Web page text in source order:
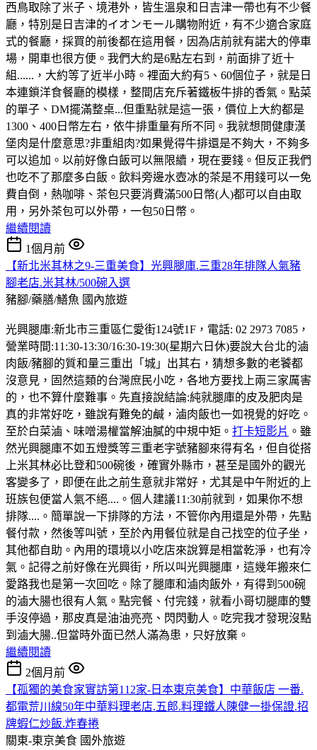
西鳥取除了米子、境港外，皆生溫泉和日吉津一帶也有不少餐
廳，特別是日吉津的イオンモール購物附近，有不少適合家庭
式的餐廳，採買的前後都在這用餐，因為店前就有諾大的停車
場，開車也很方便。我們大約是6點左右到，前面排了近十
組......，大約等了近半小時。裡面大約有5、60個位子，就是日
本連鎖洋食餐廳的模樣，整間店充斥著鐵板牛排的香氣。點菜
的單子、DM擺滿整桌...但重點就是這一張，價位上大約都是
1300、400日幣左右，依牛排重量有所不同。我就想問健康漢
堡肉是什麼意思?非重組肉?如果覺得牛排還是不夠大，不夠多
可以追加。以前好像白飯可以無限續，現在要錢。但反正我們
也吃不了那麼多白飯。飲料旁邊水壺冰的茶是不用錢可以一免
費自倒，熱咖啡、茶包只要消費滿500日幣(人)都可以自由取
用，另外茶包可以外帶，一包50日幣。
繼續閱讀
1個月前
【新北米其林之9-三重美食】光興腿庫.三重28年排隊人氣豬
腳老店.米其林/500碗入選
豬腳/藥膳/鱔魚 國內旅遊
光興腿庫:新北市三重區仁愛街124號1F，電話: 02 2973 7085，
營業時間:11:30-13:30/16:30-19:30(星期六日休)要說大台北的滷
肉飯/豬腳的質和量三重出「城」出其右，猜想多數的老饕都
沒意見，固然這類的台灣庶民小吃，各地方要找上兩三家厲害
的，也不算什麼難事。先直接說結論:純就腿庫的皮及肥肉是
真的非常好吃，雖說有難免的鹹，滷肉飯也一如視覺的好吃。
至於白菜滷、味噌湯權當解油膩的中規中矩。 打卡短影片 。雖
然光興腿庫不如五燈獎等三重老字號豬腳來得有名，但自從搭
上米其林必比登和500碗後，確實外縣市，甚至是國外的觀光
客變多了，即便在此之前生意就非常好，尤其是中午附近的上
班族包便當人氣不絕....。個人建議11:30前就到，如果你不想
排隊....。簡單說一下排隊的方法，不管你內用還是外帶，先點
餐付款，然後等叫號，至於內用餐位就是自己找空的位子坐，
其他都自助。內用的環境以小吃店來說算是相當乾淨，也有冷
氣。記得之前好像在光興街，所以叫光興腿庫，這幾年搬來仁
愛路我也是第一次回吃。除了腿庫和滷肉飯外，有得到500碗
的滷大腸也很有人氣。點完餐、付完錢，就看小哥切腿庫的雙
手沒停過，那皮真是油油亮亮、閃閃動人。吃完我才發現沒點
到滷大腸..但當時外面已然人滿為患，只好放棄。
繼續閱讀
2個月前
【孤獨的美食家實訪第112家-日本東京美食】中華飯店 一番.
都電荒川線50年中華料理老店.五郎.料理鐵人陳健一掛保證.招
牌蝦仁炒飯.炸春捲
關東-東京美食 國外旅遊